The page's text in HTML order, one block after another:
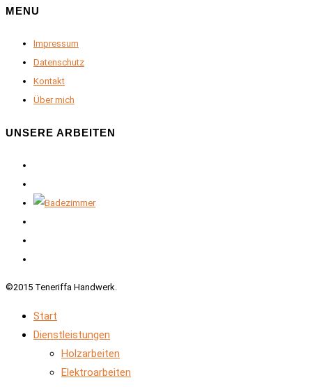
MENU
Impressum
Datenschutz
Kontakt
Über mich
UNSERE ARBEITEN
©2015 Teneriffa Handwerk.
Start
Dienstleistungen
Holzarbeiten
Elektroarbeiten